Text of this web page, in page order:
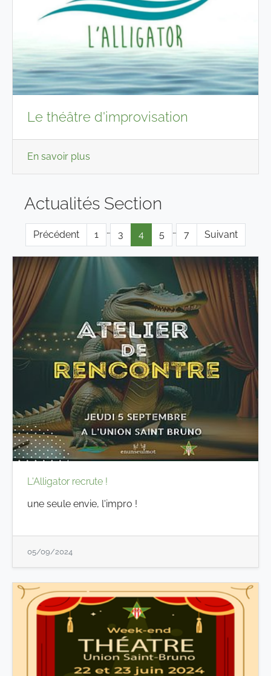
Le théâtre d'improvisation
En savoir plus
Actualités Section
Précédent 1 … 3 4 5 … 7 Suivant
L'Alligator recrute !
une seule envie, l'impro !
05/09/2024